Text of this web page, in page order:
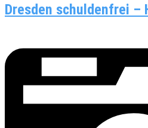
Dresden schuldenfrei –